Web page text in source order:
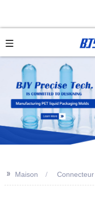
>> Maison